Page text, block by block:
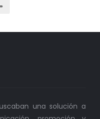
»
una solución a